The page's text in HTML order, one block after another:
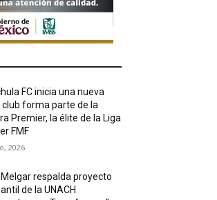
FC inicia una nueva
club forma parte de la
Premier, la élite de la Liga
FMF
2026
respalda proyecto
de la UNACH